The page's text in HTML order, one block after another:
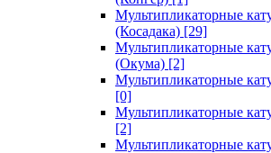
Мультипликаторные
(Косадака) [29]
Мультипликаторные
(Окума) [2]
Мультипликаторные
[0]
Мультипликаторные
[2]
Мультипликаторные